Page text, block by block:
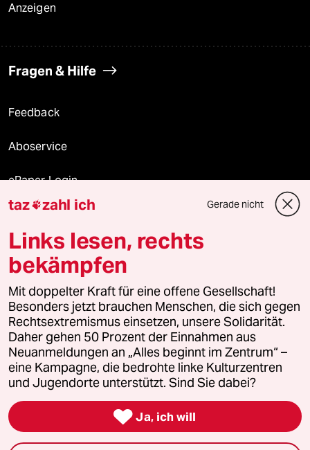
Anzeigen
Fragen & Hilfe
Feedback
Aboservice
ePaper Login
Downloads für Abonnierende
© 2026 taz Verlags und Vertriebs GmbH
Alle Rechte vorbehalten. Bei rechtlichen Fragen oder für Genehmigungen
wenden Sie sich bitte an
lizenzen@taz.de
Feedback Redaktionsstatut Kommune-Richtlinien
Leitlinie Informant Datenschutz Impressum AGB
Seitenwende Einwilligungen widerrufen (Ads)
taz zahl ich Gerade nicht
Links lesen, rechts
bekämpfen
Mit doppelter Kraft für eine offene Gesellschaft!
Besonders jetzt brauchen Menschen, die sich gegen
Rechtsextremismus einsetzen, unsere Solidarität.
Daher gehen 50 Prozent der Einnahmen aus
Neuanmeldungen an „Alles beginnt im Zentrum“ –
eine Kampagne, die bedrohte linke Kulturzentren
und Jugendorte unterstützt. Sind Sie dabei?
 Ja, ich will